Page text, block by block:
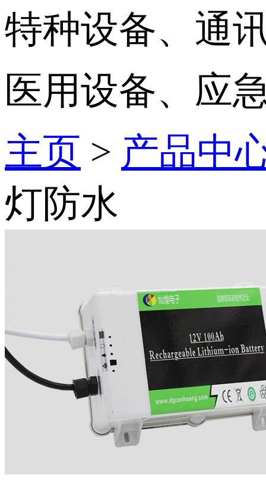
特种设备、通
医用设备、应
主页 > 产品中
灯防水